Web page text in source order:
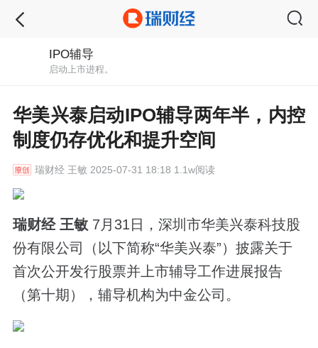
IPO辅导
启动上市进程。
华美兴泰启动IPO辅导两年半，内控
制度仍存优化和提升空间
瑞财经王敏 2025-07-31 18:18 1.1w阅读
瑞财经 王敏 7月31日，深圳市华美兴泰科技股
份有限公司（以下简称“华美兴泰”）披露关于
首次公开发行股票并上市辅导工作进展报告
（第十期），辅导机构为中金公司。